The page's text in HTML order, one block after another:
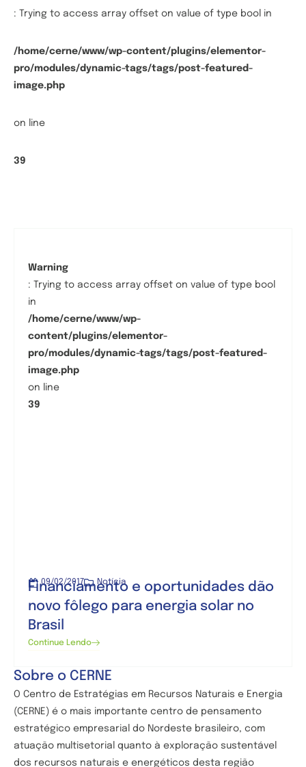
: Trying to access array offset on value of type bool in
/home/cerne/www/wp-content/plugins/elementor-
pro/modules/dynamic-tags/tags/post-featured-
image.php
on line
39
Warning
: Trying to access array offset on value of type bool
in
/home/cerne/www/wp-
content/plugins/elementor-
pro/modules/dynamic-tags/tags/post-featured-
image.php
on line
39
09/02/2017 Notícia
Financiamento e oportunidades dão
novo fôlego para energia solar no
Brasil
Continue Lendo
Sobre o CERNE
O Centro de Estratégias em Recursos Naturais e Energia
(CERNE) é o mais importante centro de pensamento
estratégico empresarial do Nordeste brasileiro, com
atuação multisetorial quanto à exploração sustentável
dos recursos naturais e energéticos desta região